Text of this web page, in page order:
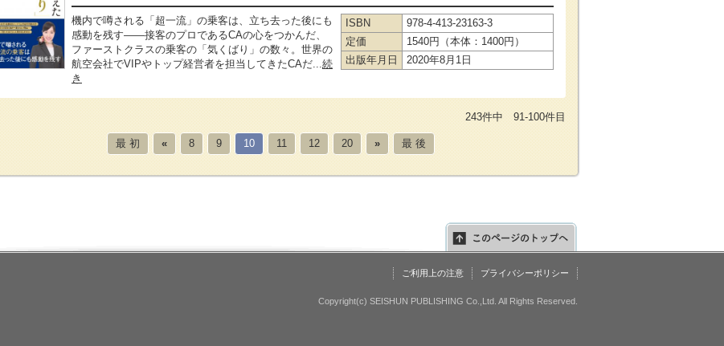
機内で噂される「超一流」の乗客は、立ち去った後にも
感動を残す――接客のプロであるCAの心をつかんだ、
ファーストクラスの乗客の「気くばり」の数々。世界の
航空会社でVIPやトップ経営者を担当してきたCAだ... 続
き
ISBN
978-4-413-23163-3
定価
1540円（本体：1400円）
出版年月日
2020年8月1日
243件中 91-100件目
最 初 « 8 9 10 11 12 20 » 最 後
ご利用上の注意 プライバシーポリシー
Copyright(c) SEISHUN PUBLISHING Co.,Ltd. All Rights Reserved.